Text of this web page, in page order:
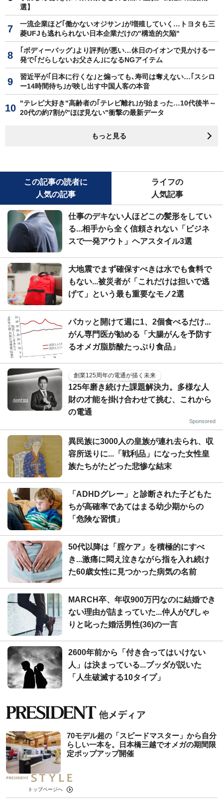
選】
一流企業ほど｢働かないオジサン｣が増殖していく…トヨタも三
菱UFJも逃れられない日本企業だけの"構造的欠陥"
｢ボディーバッグ｣より評判が悪い…休日のイオンで見かける一
発で｢だらしないお父さん｣になるNGアイテム
習近平が｢日本に行くな｣と煽っても､寿司は奪えない…｢スシロ
ー14時間待ち｣が映し出す中国人客の本音
"テレビ大好き"高齢者の｢テレビ離れ｣が始まった…10代後半～
20代の約7割が"ほぼ見ない"衝撃の最新データ
もっと見る
この記事の読者に
人気の記事
ライフの
人気記事
仕事のデキない人ほどこの髪形をしてい
る...相手から全く信頼されない「ビジネ
スで一発アウト」ヘアスタイル3選
大地震でまず確保すべきは水でも食料で
もない...被災者が「これだけは担いで逃
げて」という最も重要なモノ2選
パカッと開けて週に1、2個食べるだけ...
がん専門医が勧める「大腸がんを予防す
るオメガ脂肪酸たっぷり食品」
創業125周年の電通が描く未来
125年磨き続けた課題解決力。多様な人
財の才能を掛け合わせて挑む、これから
の電通
Sponsored
異民族に3000人の皇族が連れ去られ、収
容所送りに...「戦利品」になった女性皇
族たちがたどった悲惨な結末
「ADHDグレー」と診断された子どもた
ちが高確率であてはまる幼少期からの
「危険な習慣」
50代以降は「腟ケア」を積極的にすべ
き...激痛に悶え泣きながら指を入れ続け
た60歳女性に見つかった病気の名前
MARCH卒、年収900万円なのに結婚でき
ない理由が詰まっていた...仲人がぴしゃ
りと叱った婚活男性(36)の一言
2600年前から「付き合ってはいけない
人」は決まっている...ブッダが説いた
「人生破滅する10タイプ」
70モデル超の「スピードマスター」から自分
らしい一本を。日本橋三越でオメガの期間限
定ポップアップ開催
トップページへ